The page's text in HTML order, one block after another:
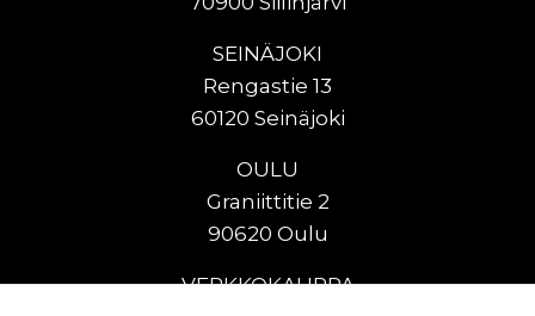
SEINÄJOKI
Rengastie 13
60120 Seinäjoki
OULU
Graniittitie 2
90620 Oulu
VERKKOKAUPPA